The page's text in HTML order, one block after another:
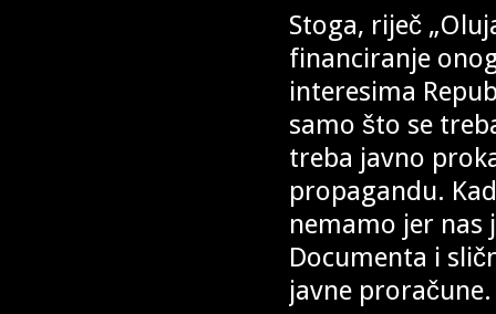
Stoga, riječ
financiranje
interesima
samo što se
treba javno
propagandu.
nemamo jer nas
Documenta i
javne proračune.